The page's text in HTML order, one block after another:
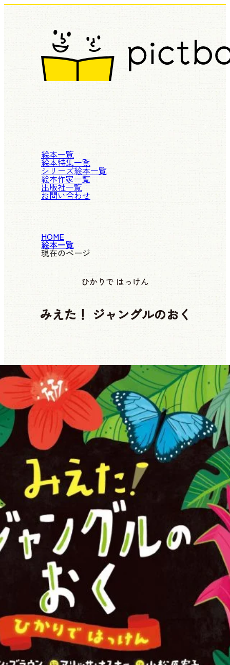
絵本一覧
絵本特集一覧
シリーズ絵本一覧
絵本作家一覧
出版社一覧
お問い合わせ
HOME
絵本一覧
現在のページ
ひかりで はっけん
みえた！ ジャングルのおく